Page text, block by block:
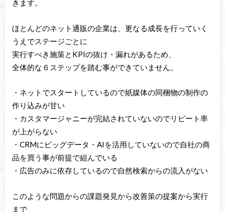
きます。
ほとんどのネット通販の企業は、更なる成長を行っていく
うえでステージごとに
実行すべき施策とKPIの抜け・漏れがあるため、
全体的な６ステップを踏む事ができていません。
・ネットでスタートしているので紙媒体の同梱物の制作の
作り込みが甘い
・カスタマージャニーが完結されていないのでリピート率
が上がらない
・CRMにビッグデータ・AIを活用していないので自社の商
品を買う事が前提で組んでいる
・広告のみに依存しているので自然検索からの流入がない
このような問題からの課題発見から改善策の提案から実行
まで